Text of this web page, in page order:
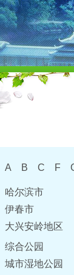
A B C F
哈尔滨市
伊春市
大兴安岭地区
综合公园
城市湿地公园